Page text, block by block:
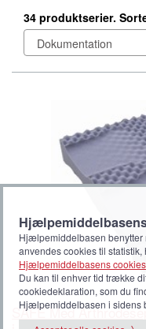
34 produktserier.
SAFE Med
Hjælpemiddelbasen benytter
anvendes cookies til
Hjælpemiddelbasens cookies
Du kan til enhver tid trække
cookiedeklaration, som du
Hjælpemiddelbasen i sidens